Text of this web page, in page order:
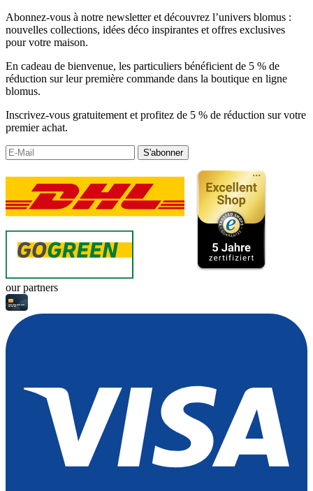
Abonnez-vous à notre newsletter et découvrez l’univers blomus :
nouvelles collections, idées déco inspirantes et offres exclusives
pour votre maison.
En cadeau de bienvenue, les particuliers bénéficient de 5 % de
réduction sur leur première commande dans la boutique en ligne
blomus.
Inscrivez-vous gratuitement et profitez de 5 % de réduction sur votre
premier achat.
S'abonner
our partners